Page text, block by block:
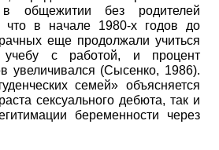
общежитии без родителей
что в начале 1980-х годов до
еще продолжали учиться
с работой, и процент
увеличивался (Сысенко, 1986).
семей» объясняется
сексуального дебюта, так и
беременности через